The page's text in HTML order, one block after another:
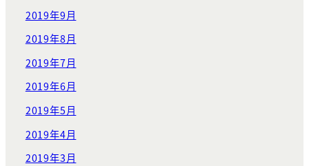
2019年9月
2019年8月
2019年7月
2019年6月
2019年5月
2019年4月
2019年3月